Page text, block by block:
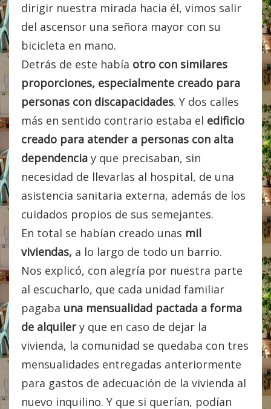
dirigir nuestra mirada hacia él, vimos salir
del ascensor una señora mayor con su
bicicleta en mano.
Detrás de este había otro con similares
proporciones, especialmente creado para
personas con discapacidades. Y dos calles
más en sentido contrario estaba el edificio
creado para atender a personas con alta
dependencia y que precisaban, sin
necesidad de llevarlas al hospital, de una
asistencia sanitaria externa, además de los
cuidados propios de sus semejantes.
En total se habían creado unas mil
viviendas, a lo largo de todo un barrio.
Nos explicó, con alegría por nuestra parte
al escucharlo, que cada unidad familiar
pagaba una mensualidad pactada a forma
de alquilery que en caso de dejar la
vivienda, la comunidad se quedaba con tres
mensualidades entregadas anteriormente
para gastos de adecuación de la vivienda al
nuevo inquilino. Y que si querían, podían